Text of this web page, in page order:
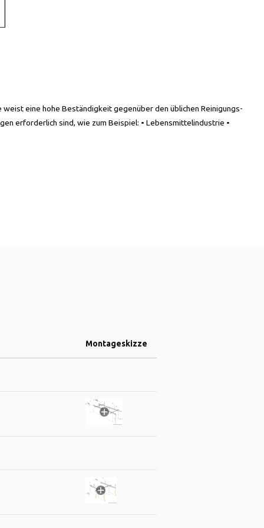
eine hohe Beständigkeit gegenüber den üblichen Reinigungs-
erforderlich sind, wie zum Beispiel: • Lebensmittelindustrie •
Montageskizze